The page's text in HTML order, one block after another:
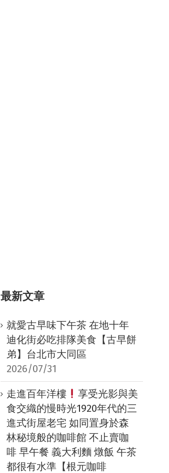
最新文章
就愛古早味下午茶 在地十年
迪化街必吃排隊美食【古早餅
弟】台北市大同區
2026/07/31
走進百年洋樓
享受光影與美
食交織的慢時光1920年代的三
進式街屋老宅 如同置身於森
林秘境般的咖啡館 不止賣咖
啡 早午餐 義大利麵 燉飯 午茶
都很有水準【根元咖啡